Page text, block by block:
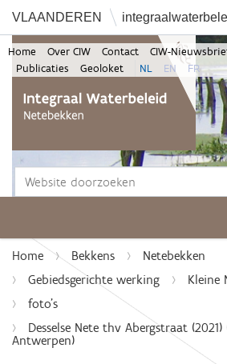
VLAANDEREN
Home Over CIW Contact CIW-
Publicaties
Geoloket NL EN FR
Home Bekkens
Netebekken
Gebiedsgerichte werking
Kleine
foto's
Desselse Nete thv Abergstraat
Antwerpen)